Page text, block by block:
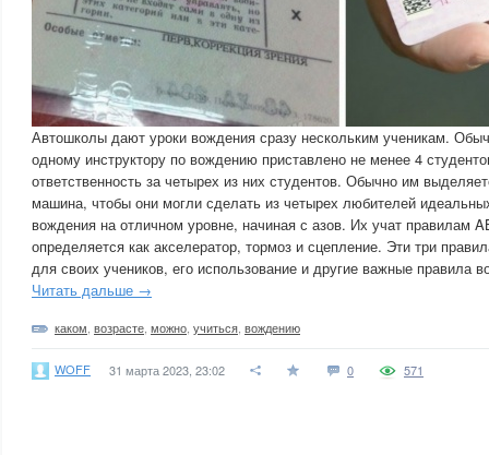
Автошколы дают уроки вождения сразу нескольким ученикам.
одному инструктору по вождению приставлено не менее 4
ответственность за четырех из них студентов. Обычно им
машина, чтобы они могли сделать из четырех любителей
вождения на отличном уровне, начиная с азов. Их учат правилам
определяется как акселератор, тормоз и сцепление. Эти три
для своих учеников, его использование и другие важные правила
Читать дальше →
каком возрасте можно учиться вождению
WOFF 31 марта 2023, 23:02 0 571